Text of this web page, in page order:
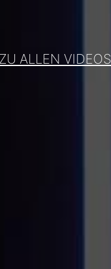
ALLEN VIDEOS